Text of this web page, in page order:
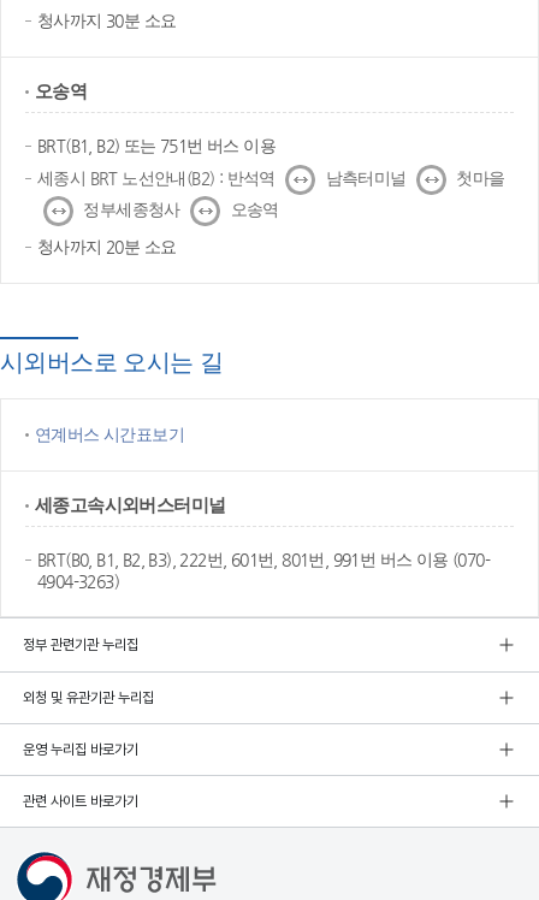
청사까지 30분 소요
오송역
BRT(B1, B2) 또는 751번 버스 이용
세종시 BRT 노선안내(B2) : 반석역
↔ 남측터미널 ↔
첫마을
↔
정부세종청사 ↔
오송역
청사까지 20분 소요
시외버스로 오시는 길
연계버스 시간표보기
세종고속시외버스터미널
BRT(B0, B1, B2, B3), 222번, 601번, 801번, 991번 버스 이용 (070-
4904-3263)
정부 관련기관 누리집
외청 및 유관기관 누리집
운영 누리집 바로가기
관련 사이트 바로가기